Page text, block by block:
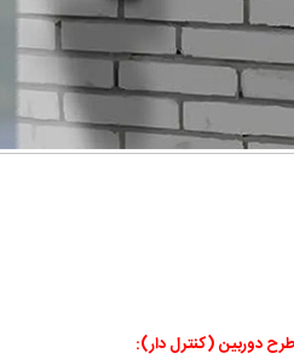
دوربین (کنترل دار):